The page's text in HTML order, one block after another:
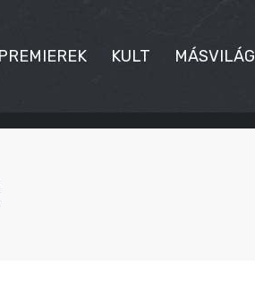
PREMIEREK KULT MÁSVILÁG